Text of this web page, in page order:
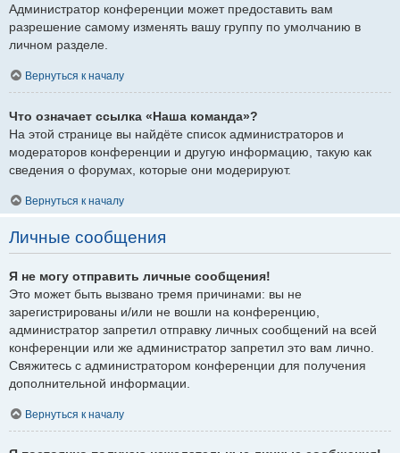
Администратор конференции может предоставить вам
разрешение самому изменять вашу группу по умолчанию в
личном разделе.
Вернуться к началу
Что означает ссылка «Наша команда»?
На этой странице вы найдёте список администраторов и
модераторов конференции и другую информацию, такую как
сведения о форумах, которые они модерируют.
Вернуться к началу
Личные сообщения
Я не могу отправить личные сообщения!
Это может быть вызвано тремя причинами: вы не
зарегистрированы и/или не вошли на конференцию,
администратор запретил отправку личных сообщений на всей
конференции или же администратор запретил это вам лично.
Свяжитесь с администратором конференции для получения
дополнительной информации.
Вернуться к началу